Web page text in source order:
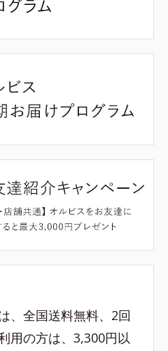
、全国送料無料、2回
用の方は、3,300円以